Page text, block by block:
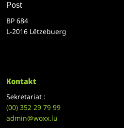
Post
BP 684
L-2016 Lëtzebuerg
Kontakt
Sekretariat :
(00)352 29 79 99
admin@woxx.lu